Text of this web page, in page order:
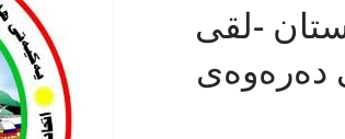
-لقی
دەرەوەی